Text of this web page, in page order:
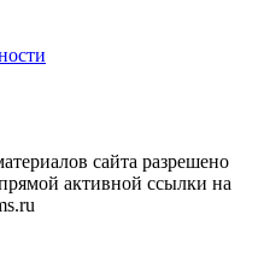
сайта разрешено
активной ссылки на